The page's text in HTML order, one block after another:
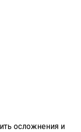
осложнения и